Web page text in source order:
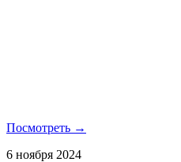
Посмотреть →
6 ноября 2024